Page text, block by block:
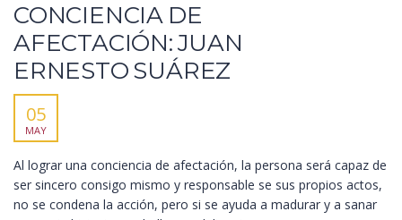
CONCIENCIA DE
AFECTACIÓN: JUAN
ERNESTO SUÁREZ
05
MAY
Al lograr una conciencia de afectación, la persona será capaz de
ser sincero consigo mismo y responsable se sus propios actos,
no se condena la acción, pero si se ayuda a madurar y a sanar